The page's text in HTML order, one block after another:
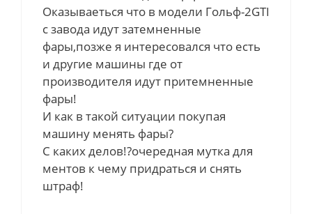
Оказываеться что в модели Гольф-2GTI
с завода идут затемненные
фары,позже я интересовался что есть
и другие машины где от
производителя идут притемненные
фары!
И как в такой ситуации покупая
машину менять фары?
С каких делов!?очередная мутка для
ментов к чему придраться и снять
штраф!